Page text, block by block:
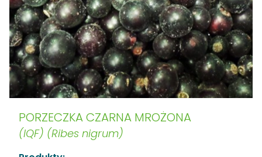
PORZECZKA CZARNA MROŻONA
(IQF) (Ribes nigrum)